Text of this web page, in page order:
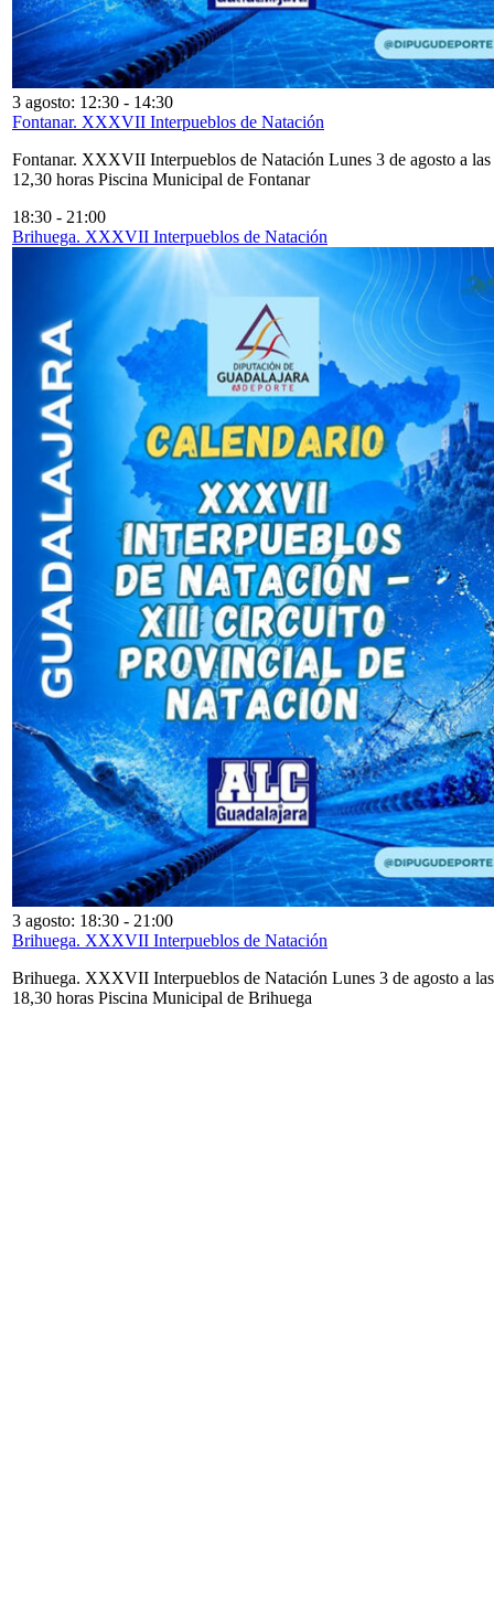
3 agosto: 12:30 - 14:30
Fontanar. XXXVII Interpueblos de Natación
Fontanar. XXXVII Interpueblos de Natación Lunes 3 de agosto a las
12,30 horas Piscina Municipal de Fontanar
18:30 - 21:00
Brihuega. XXXVII Interpueblos de Natación
3 agosto: 18:30 - 21:00
Brihuega. XXXVII Interpueblos de Natación
Brihuega. XXXVII Interpueblos de Natación Lunes 3 de agosto a las
18,30 horas Piscina Municipal de Brihuega